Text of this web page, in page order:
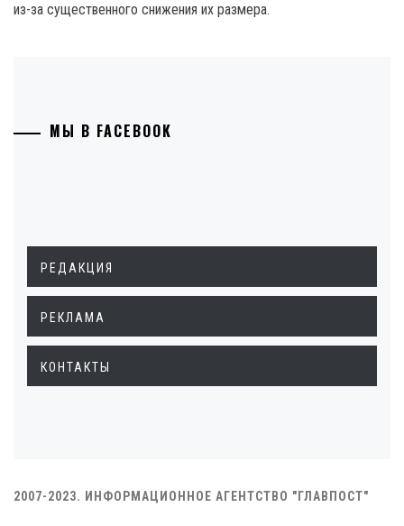
из-за существенного снижения их размера.
МЫ В FACEBOOK
РЕДАКЦИЯ
РЕКЛАМА
КОНТАКТЫ
2007-2023. ИНФОРМАЦИОННОЕ АГЕНТСТВО "ГЛАВПОСТ"